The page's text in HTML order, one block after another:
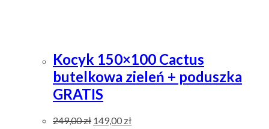
Kocyk 150×100 Cactus
butelkowa zieleń + poduszka
GRATIS
249,00zł 149,00 zł